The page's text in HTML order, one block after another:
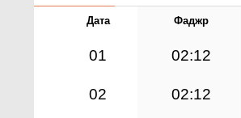
Дата Фаджр
01 02:12
02 02:12